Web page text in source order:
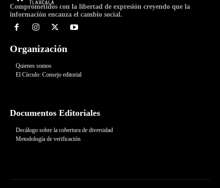
Comprometidos con la libertad de expresión creyendo que la
información encauza el cambio social.
Organización
Quienes somos
El Círculo: Consejo editorial
Documentos Editoriales
Decálogo sobre la cobertura de diversidad
Metodología de verificación